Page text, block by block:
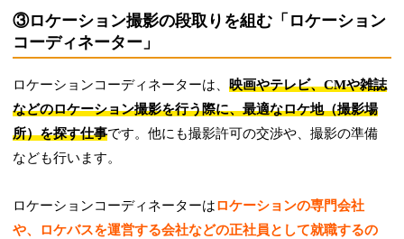
③ロケーション撮影の段取りを組む「ロケーション
コーディネーター」
ロケーションコーディネーターは、映画やテレビ、CMや雑誌
などのロケーション撮影を行う際に、最適なロケ地（撮影場
所）を探す仕事です。他にも撮影許可の交渉や、撮影の準備
なども行います。
ロケーションコーディネーターはロケーションの専門会社
や、ロケバスを運営する会社などの正社員として就職するの